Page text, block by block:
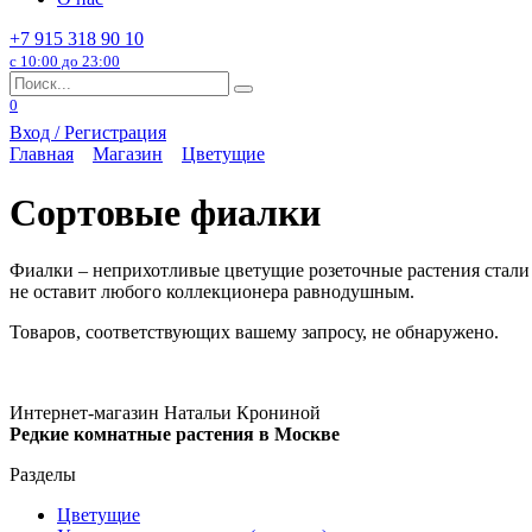
+7 915 318 90 10
с 10:00 до 23:00
Search
for:
0
Вход / Регистрация
Главная
Магазин Цветущие
Сортовые фиалки
Фиалки – неприхотливые цветущие розеточные растения
не оставит любого коллекционера равнодушным.
Товаров, соответствующих вашему запросу, не обнаружено.
Интернет-магазин Натальи Крониной
Редкие комнатные растения в Москве
Разделы
Цветущие